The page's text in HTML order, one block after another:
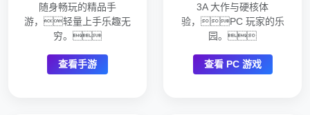
随身畅玩的精品手
游，轻量上手乐趣无
穷。
查看手游
3A 大作与硬核体
验，PC 玩家的乐
园。
查看 PC 游戏